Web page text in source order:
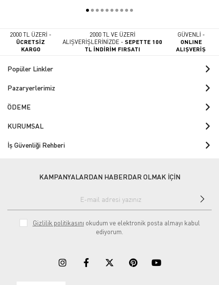
2000 TL ÜZERİ -
ÜCRETSİZ
KARGO
2000 TL VE ÜZERİ
ALIŞVERİŞLERİNİZDE -SEPETTE 100
TL İNDİRİM FIRSATI
GÜVENLİ -
ONLINE
ALIŞVERİŞ
Popüler Linkler
Pazaryerlerimiz
ÖDEME
KURUMSAL
İş Güvenliği Rehberi
KAMPANYALARDAN HABERDAR OLMAK İÇİN
Gizlilik politikasını okudum ve elektronik posta almayı kabul
ediyorum.